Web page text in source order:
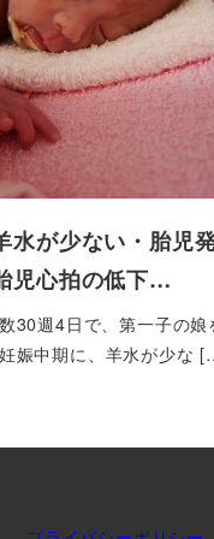
が少ない・胎児
児心拍の低下…
30週4日で、第一子の娘
娠中期に、羊水が少な